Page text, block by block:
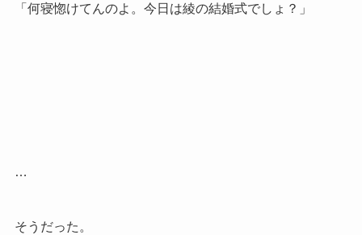
「何寝惚けてんのよ。今日は綾の結婚式でしょ？」
…
そうだった。